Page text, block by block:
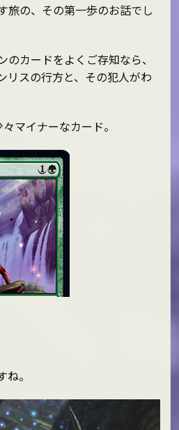
旅の、その第一歩のお話でし
のカードをよくご存知なら、
リスの行方と、その犯人がわ
マイナーなカード。
。